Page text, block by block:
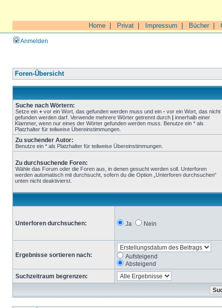
Home Privat Impressum Bücher|
Anmelden
Foren-Übersicht
Suche nach Wörtern:
Setze ein + vor ein Wort, das gefunden werden muss und ein - vor ein Wort, das nicht
gefunden werden darf. Verwende mehrere Wörter getrennt durch | innerhalb einer
Klammer, wenn nur eines der Wörter gefunden werden muss. Benutze ein * als
Platzhalter für teilweise Übereinstimmungen.
Zu suchender Autor:
Benutze ein * als Platzhalter für teilweise Übereinstimmungen.
Zu durchsuchende Foren:
Wähle das Forum oder die Foren aus, in denen gesucht werden soll. Unterforen
werden automatisch mit durchsucht, sofern du die Option „Unterforen durchsuchen“
unten nicht deaktivierst.
Unterforen durchsuchen: Ja Nein
Ergebnisse sortieren nach:
Aufsteigend
Absteigend
Suchzeitraum begrenzen: